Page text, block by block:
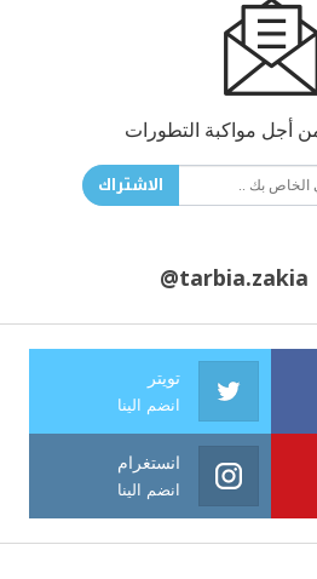
أجل مواكبة التطورات
الاشتراك
@tarbia.zakia
تويتر
انضم الينا
انستغرام
انضم الينا